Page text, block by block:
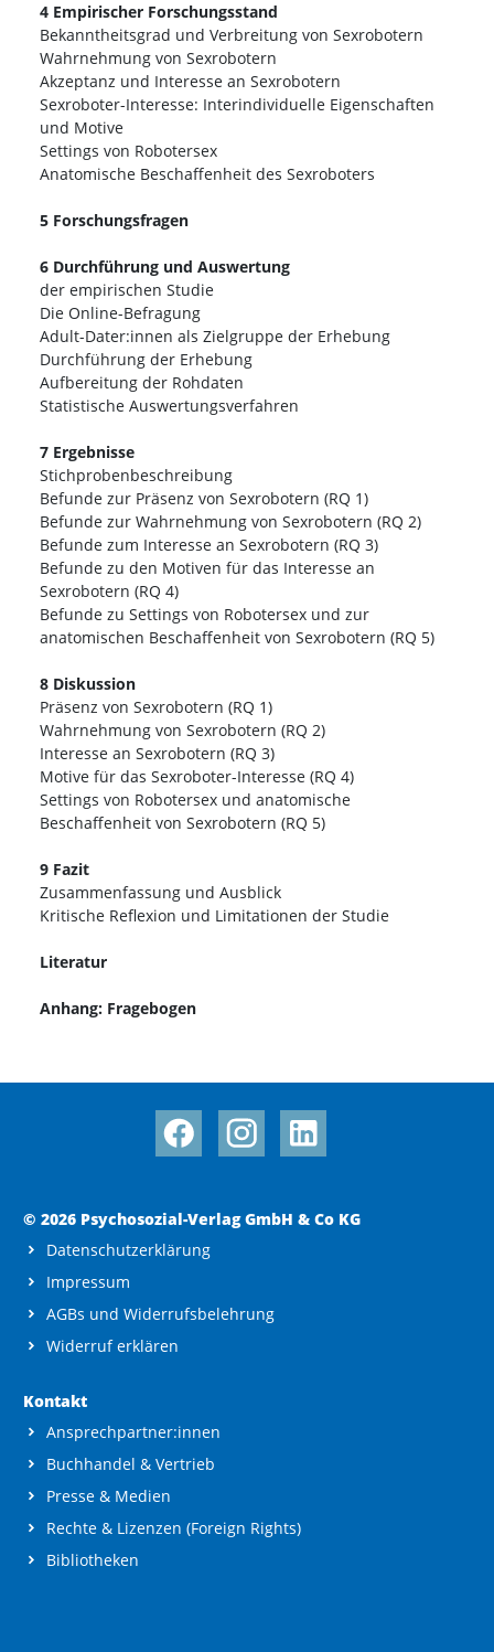
4 Empirischer Forschungsstand
Bekanntheitsgrad und Verbreitung von Sexrobotern
Wahrnehmung von Sexrobotern
Akzeptanz und Interesse an Sexrobotern
Sexroboter-Interesse: Interindividuelle Eigenschaften
und Motive
Settings von Robotersex
Anatomische Beschaffenheit des Sexroboters
5 Forschungsfragen
6 Durchführung und Auswertung
der empirischen Studie
Die Online-Befragung
Adult-Dater:innen als Zielgruppe der Erhebung
Durchführung der Erhebung
Aufbereitung der Rohdaten
Statistische Auswertungsverfahren
7 Ergebnisse
Stichprobenbeschreibung
Befunde zur Präsenz von Sexrobotern (RQ 1)
Befunde zur Wahrnehmung von Sexrobotern (RQ 2)
Befunde zum Interesse an Sexrobotern (RQ 3)
Befunde zu den Motiven für das Interesse an
Sexrobotern (RQ 4)
Befunde zu Settings von Robotersex und zur
anatomischen Beschaffenheit von Sexrobotern (RQ 5)
8 Diskussion
Präsenz von Sexrobotern (RQ 1)
Wahrnehmung von Sexrobotern (RQ 2)
Interesse an Sexrobotern (RQ 3)
Motive für das Sexroboter-Interesse (RQ 4)
Settings von Robotersex und anatomische
Beschaffenheit von Sexrobotern (RQ 5)
9 Fazit
Zusammenfassung und Ausblick
Kritische Reflexion und Limitationen der Studie
Literatur
Anhang: Fragebogen
© 2026 Psychosozial-Verlag GmbH & Co KG
Datenschutzerklärung
Impressum
AGBs und Widerrufsbelehrung
Widerruf erklären
Kontakt
Ansprechpartner:innen
Buchhandel & Vertrieb
Presse & Medien
Rechte & Lizenzen (Foreign Rights)
Bibliotheken